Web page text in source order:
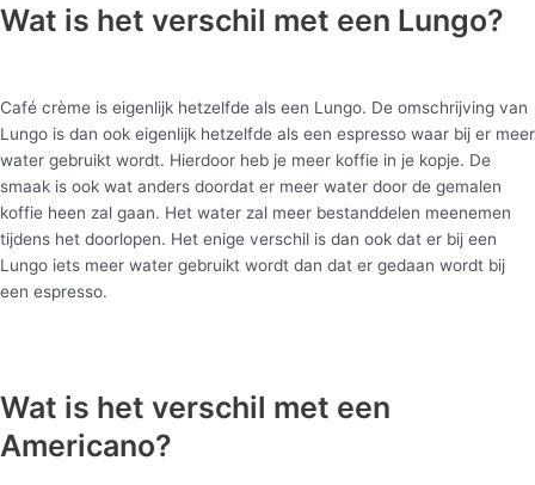
Wat is het verschil met een Lungo?
Café crème is eigenlijk hetzelfde als een Lungo. De omschrijving van
Lungo is dan ook eigenlijk hetzelfde als een espresso waar bij er meer
water gebruikt wordt. Hierdoor heb je meer koffie in je kopje. De
smaak is ook wat anders doordat er meer water door de gemalen
koffie heen zal gaan. Het water zal meer bestanddelen meenemen
tijdens het doorlopen. Het enige verschil is dan ook dat er bij een
Lungo iets meer water gebruikt wordt dan dat er gedaan wordt bij
een espresso.
Wat is het verschil met een
Americano?